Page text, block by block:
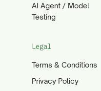
AI Agent / Model
Testing
Legal
Terms & Conditions
Privacy Policy